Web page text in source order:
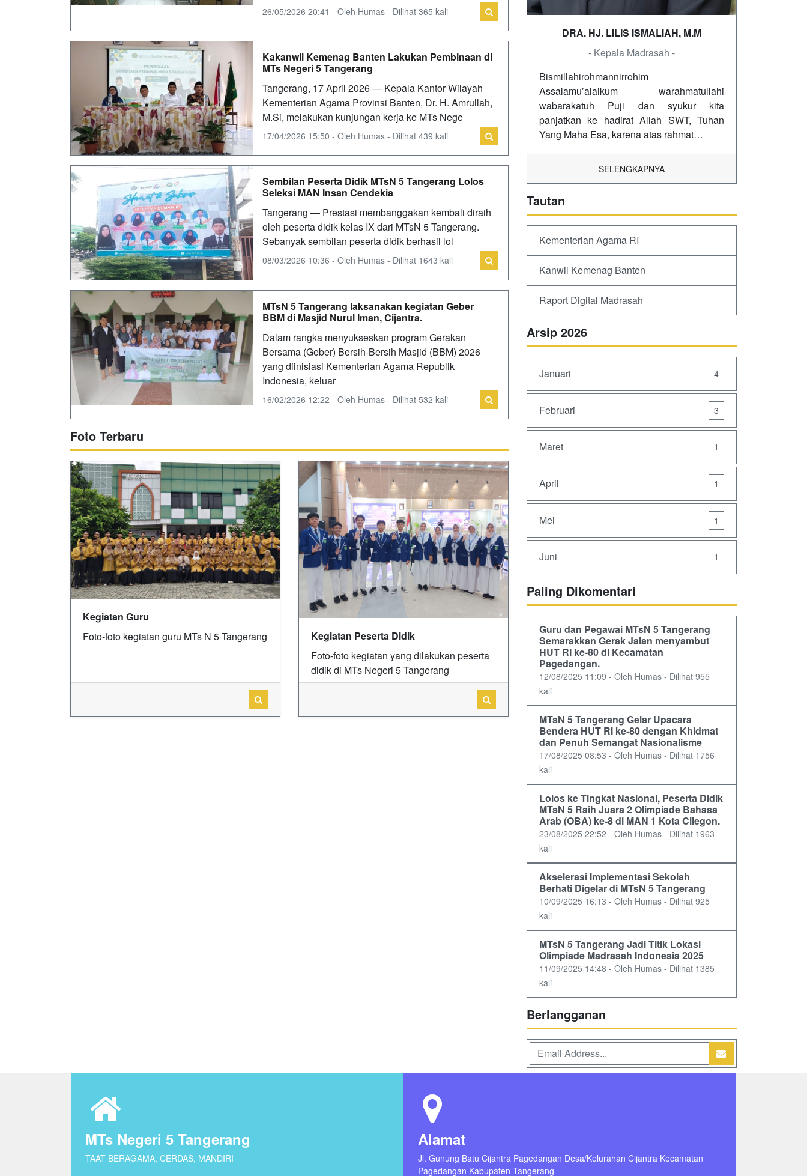
26/05/2026 20:41 - Oleh Humas - Dilihat 365 kali
Kakanwil Kemenag Banten Lakukan Pembinaan di
MTs Negeri 5 Tangerang
Tangerang, 17 April 2026 — Kepala Kantor Wilayah
Kementerian Agama Provinsi Banten, Dr. H. Amrullah,
M.Si, melakukan kunjungan kerja ke MTs Nege
17/04/2026 15:50 - Oleh Humas - Dilihat 439 kali
Sembilan Peserta Didik MTsN 5 Tangerang Lolos
Seleksi MAN Insan Cendekia
Tangerang — Prestasi membanggakan kembali diraih
oleh peserta didik kelas IX dari MTsN 5 Tangerang.
Sebanyak sembilan peserta didik berhasil lol
08/03/2026 10:36 - Oleh Humas - Dilihat 1643 kali
MTsN 5 Tangerang laksanakan kegiatan Geber
BBM di Masjid Nurul Iman, Cijantra.
Dalam rangka menyukseskan program Gerakan
Bersama (Geber) Bersih-Bersih Masjid (BBM) 2026
yang diinisiasi Kementerian Agama Republik
Indonesia, keluar
16/02/2026 12:22 - Oleh Humas - Dilihat 532 kali
Foto Terbaru
Kegiatan Guru
Foto-foto kegiatan guru MTs N 5 Tangerang
Kegiatan Peserta Didik
Foto-foto kegiatan yang dilakukan peserta
didik di MTs Negeri 5 Tangerang
DRA. HJ. LILIS ISMALIAH, M.M
- Kepala Madrasah -
Bismillahirohmannirrohim
Assalamu’alaikum warahmatullahi
wabarakatuh Puji dan syukur kita
panjatkan ke hadirat Allah SWT, Tuhan
Yang Maha Esa, karena atas rahmat…
SELENGKAPNYA
Tautan
Kementerian Agama RI
Kanwil Kemenag Banten
Raport Digital Madrasah
Arsip 2026
Januari 4
Februari 3
Maret 1
April 1
Mei 1
Juni 1
Paling Dikomentari
Guru dan Pegawai MTsN 5 Tangerang
Semarakkan Gerak Jalan menyambut
HUT RI ke-80 di Kecamatan
Pagedangan.
12/08/2025 11:09 - Oleh Humas - Dilihat 955
kali
MTsN 5 Tangerang Gelar Upacara
Bendera HUT RI ke-80 dengan Khidmat
dan Penuh Semangat Nasionalisme
17/08/2025 08:53 - Oleh Humas - Dilihat 1756
kali
Lolos ke Tingkat Nasional, Peserta Didik
MTsN 5 Raih Juara 2 Olimpiade Bahasa
Arab (OBA) ke-8 di MAN 1 Kota Cilegon.
23/08/2025 22:52 - Oleh Humas - Dilihat 1963
kali
Akselerasi Implementasi Sekolah
Berhati Digelar di MTsN 5 Tangerang
10/09/2025 16:13 - Oleh Humas - Dilihat 925
kali
MTsN 5 Tangerang Jadi Titik Lokasi
Olimpiade Madrasah Indonesia 2025
11/09/2025 14:48 - Oleh Humas - Dilihat 1385
kali
Berlangganan
MTs Negeri 5 Tangerang
TAAT BERAGAMA, CERDAS, MANDIRI
Alamat
Jl. Gunung Batu Cijantra Pagedangan Desa/Kelurahan Cijantra Kecamatan
Pagedangan Kabupaten Tangerang